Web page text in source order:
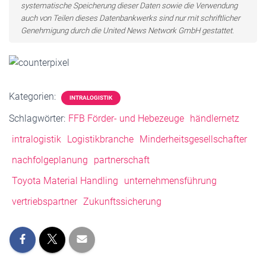
systematische Speicherung dieser Daten sowie die Verwendung
auch von Teilen dieses Datenbankwerks sind nur mit schriftlicher
Genehmigung durch die United News Network GmbH gestattet.
Kategorien: INTRALOGISTIK
Schlagwörter: FFB Förder- und Hebezeuge
händlernetz
intralogistik
Logistikbranche
Minderheitsgesellschafter
nachfolgeplanung
partnerschaft
Toyota Material Handling
unternehmensführung
vertriebspartner Zukunftssicherung